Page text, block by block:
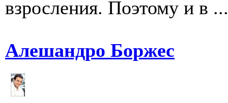
взросления. Поэтому и в ...
Алешандро Боржес